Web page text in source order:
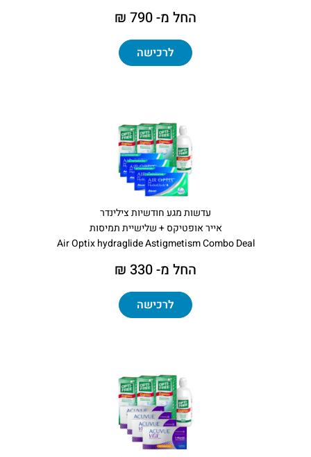
החל מ- 790 ₪
לרכישה
עדשות מגע חודשיות צילינדר
אייר אופטיקס + שלישיית תמיסות
Air Optix hydraglide Astigmetism Combo Deal
החל מ- 330 ₪
לרכישה